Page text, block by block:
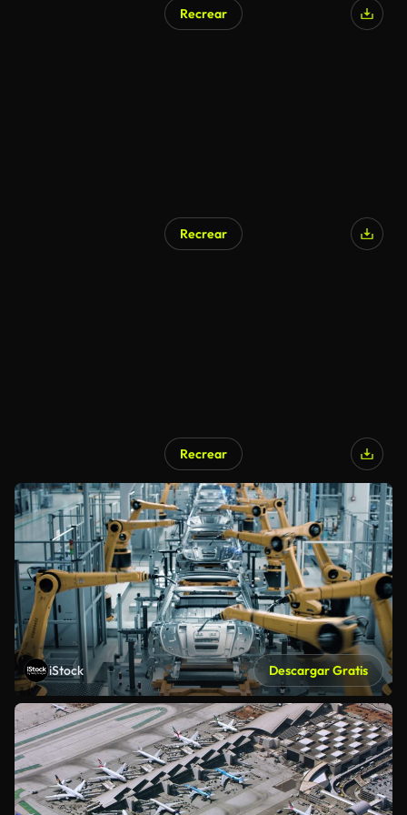
Recrear
Recrear
Recrear
iStock Descargar Gratis